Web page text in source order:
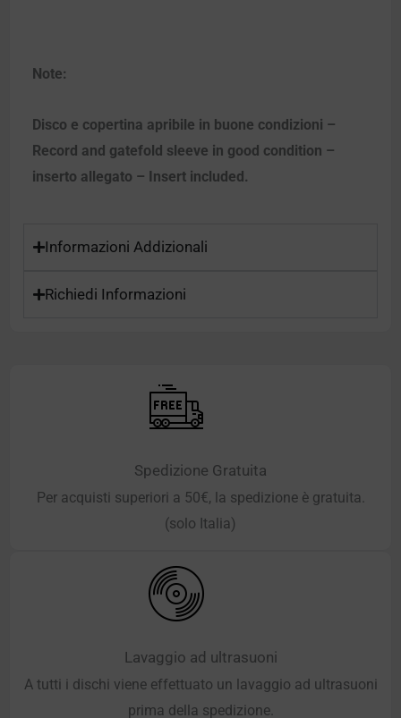
Note:
Disco e copertina apribile in buone condizioni –
Record and gatefold sleeve in good condition –
inserto allegato – Insert included.
Informazioni Addizionali
Richiedi Informazioni
Spedizione Gratuita
Per acquisti superiori a 50€, la spedizione è gratuita.
(solo Italia)
Lavaggio ad ultrasuoni
A tutti i dischi viene effettuato un lavaggio ad ultrasuoni
prima della spedizione.